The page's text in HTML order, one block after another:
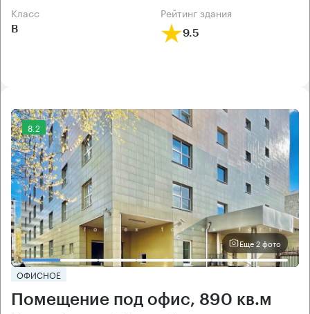
класс
B
рейтинг здания
9.5
8.2
Еще 2 фото
ОФИСНОЕ
Помещение под офис, 890 кв.м